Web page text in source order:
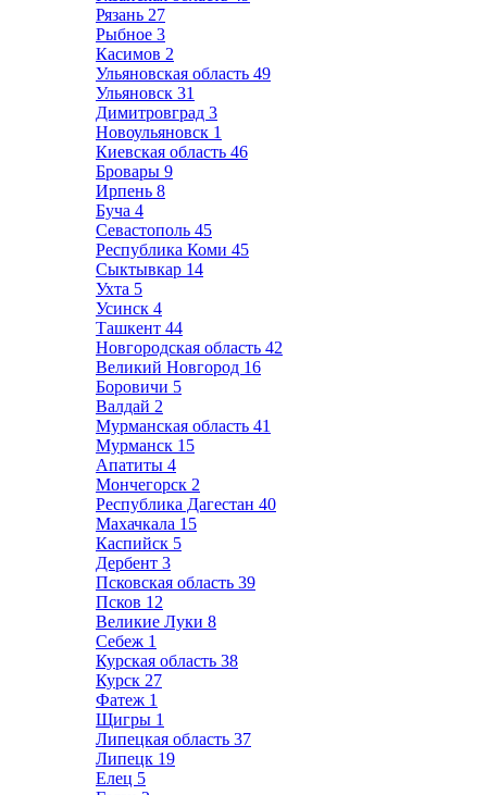
Рязань 27
Рыбное 3
Касимов 2
Ульяновская область 49
Ульяновск 31
Димитровград 3
Новоульяновск 1
Киевская область 46
Бровары 9
Ирпень 8
Буча 4
Севастополь 45
Республика Коми 45
Сыктывкар 14
Ухта 5
Усинск 4
Ташкент 44
Новгородская область 42
Великий Новгород 16
Боровичи 5
Валдай 2
Мурманская область 41
Мурманск 15
Апатиты 4
Мончегорск 2
Республика Дагестан 40
Махачкала 15
Каспийск 5
Дербент 3
Псковская область 39
Псков 12
Великие Луки 8
Себеж 1
Курская область 38
Курск 27
Фатеж 1
Щигры 1
Липецкая область 37
Липецк 19
Елец 5